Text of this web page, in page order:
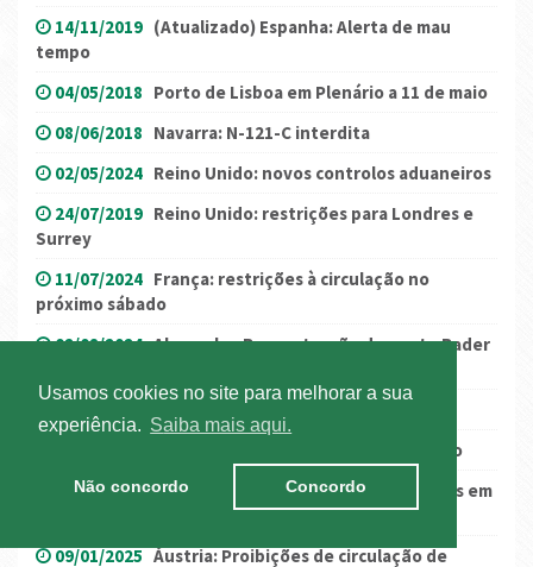
Usamos cookies no site para melhorar a sua
experiência.
Saiba mais aqui.
Não concordo Concordo
14/11/2019 (Atualizado) Espanha: Alerta de mau
tempo
04/05/2018 Porto de Lisboa em Plenário a 11 de maio
08/06/2018 Navarra: N-121-C interdita
02/05/2024 Reino Unido: novos controlos aduaneiros
24/07/2019 Reino Unido: restrições para Londres e
Surrey
11/07/2024 França: restrições à circulação no
próximo sábado
02/08/2024 Alemanha: Reconstrução da ponte Rader
Madrid com restrições
França: "autocolantes" angulo morto
18/05/2018 Governo alemão vai cobrar portagens em
todas as estradas nacionais
09/01/2025 Áustria: Proibições de circulação de